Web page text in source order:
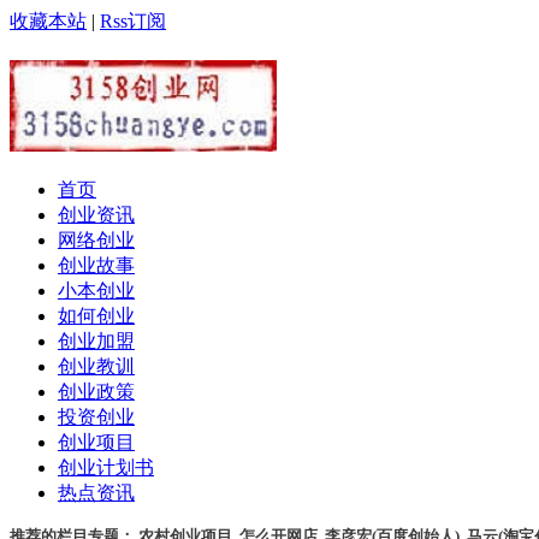
收藏本站 | Rss订阅
首页
创业资讯
网络创业
创业故事
小本创业
如何创业
创业加盟
创业教训
创业政策
投资创业
创业项目
创业计划书
热点资讯